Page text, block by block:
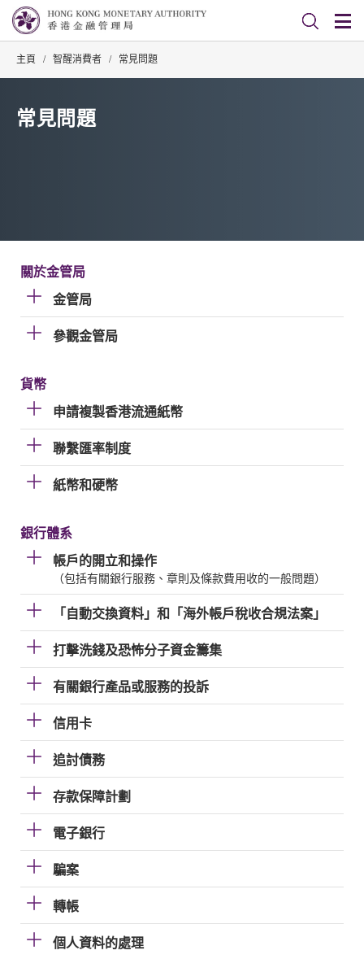
主頁 / 智醒消費者 / 常見問題
常見問題
關於金管局
金管局
參觀金管局
貨幣
申請複製香港流通紙幣
聯繫匯率制度
紙幣和硬幣
銀行體系
帳戶的開立和操作
（包括有關銀行服務、章則及條款費用收的一般問題）
「自動交換資料」和「海外帳戶稅收合規法案」
打擊洗錢及恐怖分子資金籌集
有關銀行產品或服務的投訴
信用卡
追討債務
存款保障計劃
電子銀行
騙案
轉帳
個人資料的處理